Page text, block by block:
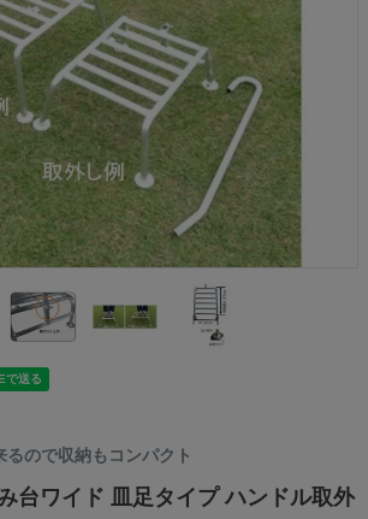
ので収納もコンパクト
台ワイド 皿足タイプ ハンドル取外